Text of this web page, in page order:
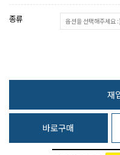
종류
바로구매